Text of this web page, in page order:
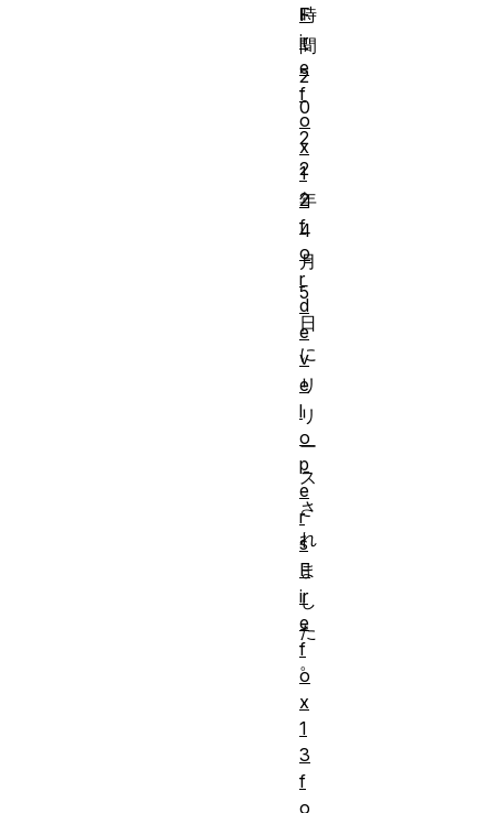
時
間
2
0
2
2
年
4
月
5
日
に
リ
リ
ー
ス
さ
れ
ま
し
た
。
F
ir
e
f
o
x
1
2
f
o
r
d
e
v
e
l
o
p
e
r
s
F
ir
e
f
o
x
1
3
f
o